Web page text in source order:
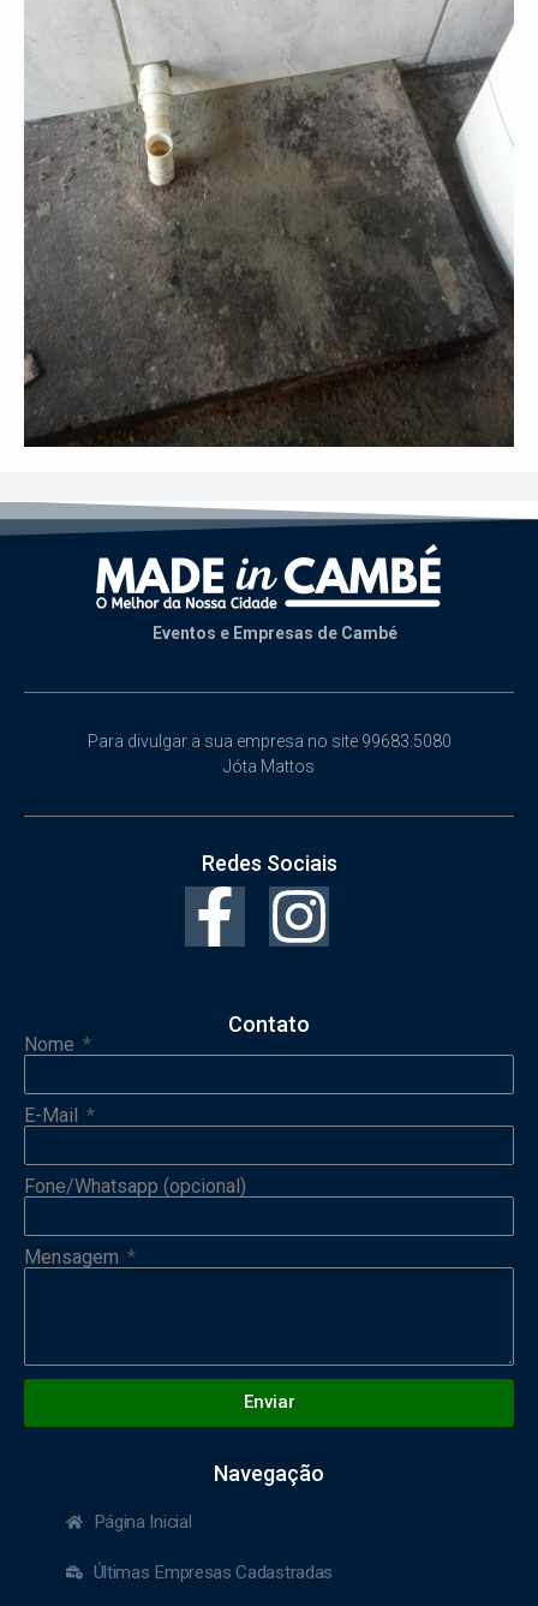
Eventos e Empresas de Cambé
Para divulgar a sua empresa no site 99683.5080
Jóta Mattos
Redes Sociais
Contato
Nome
E-Mail
Fone/Whatsapp (opcional)
Mensagem
Enviar
Navegação
Página Inicial
Últimas Empresas Cadastradas